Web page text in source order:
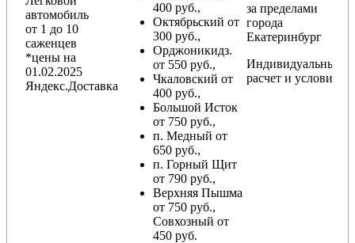
автомобиль
от 1 до 10
саженцев
*цены на
01.02.2025
Яндекс.Доставка
400 руб.,
Октябрьский от
300 руб.,
Орджоникидз.
от 550 руб.,
Чкаловский от
400 руб.,
Большой Исток
от 750 руб.,
п. Медный от
650 руб.,
п. Горный Щит
от 790 руб.,
Верхняя Пышма
от 750 руб.,
Совхозный от
450 руб.
за пределами
города
Екатеринбург
Индивидуальный
расчет и условия